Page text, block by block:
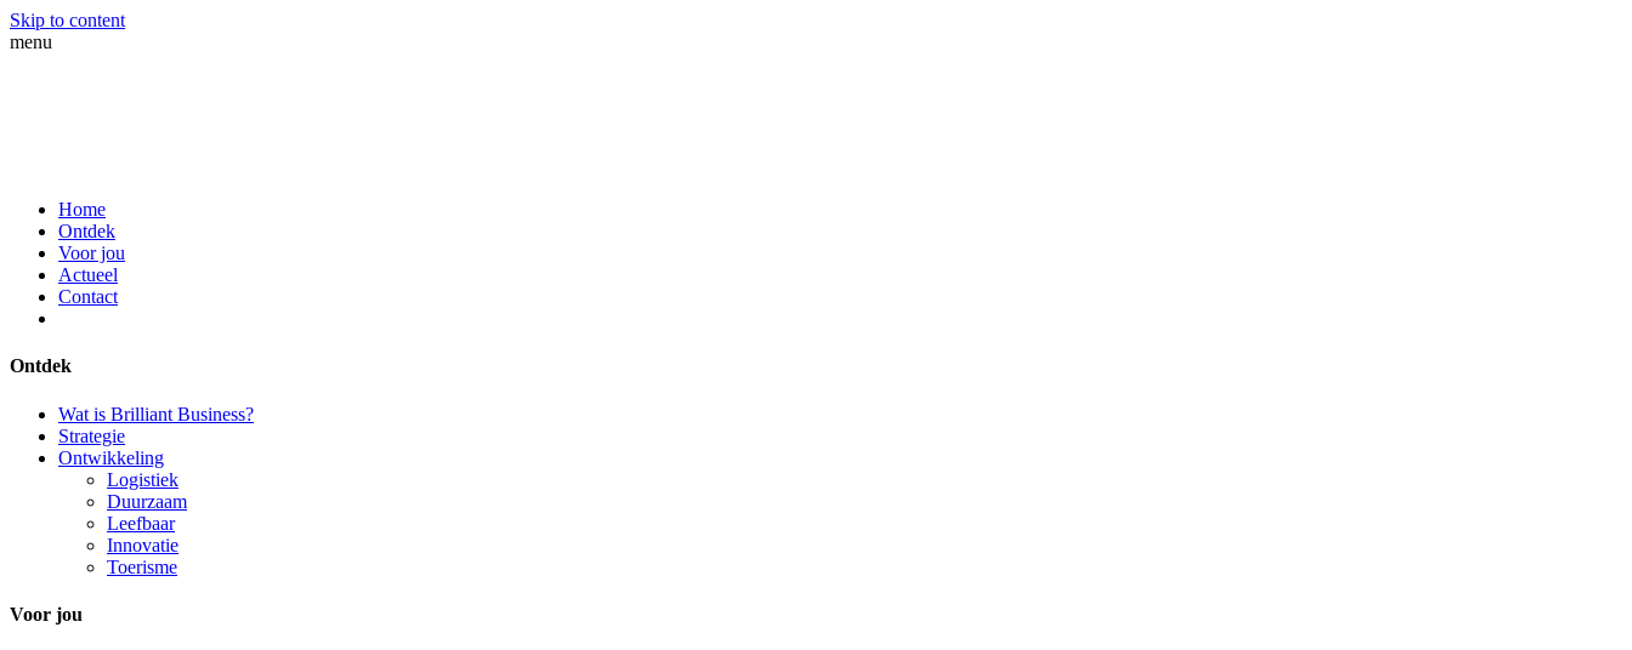
Skip to content
menu
Home
Ontdek
Voor jou
Actueel
Contact
Ontdek
Wat is Brilliant Business?
Strategie
Ontwikkeling
Logistiek
Duurzaam
Leefbaar
Innovatie
Toerisme
Voor jou